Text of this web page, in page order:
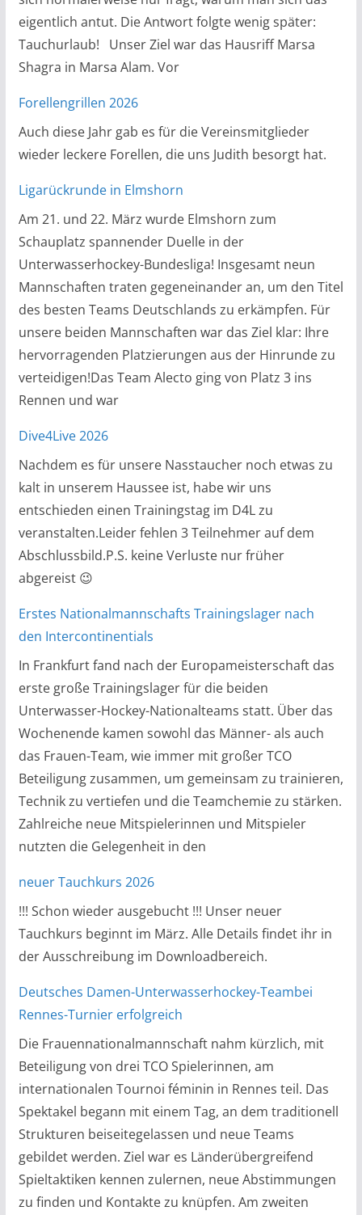
eigentlich antut. Die Antwort folgte wenig später:
Tauchurlaub! Unser Ziel war das Hausriff Marsa
Shagra in Marsa Alam. Vor
Forellengrillen 2026
Auch diese Jahr gab es für die Vereinsmitglieder
wieder leckere Forellen, die uns Judith besorgt hat.
Ligarückrunde in Elmshorn
Am 21. und 22. März wurde Elmshorn zum
Schauplatz spannender Duelle in der
Unterwasserhockey-Bundesliga! Insgesamt neun
Mannschaften traten gegeneinander an, um den Titel
des besten Teams Deutschlands zu erkämpfen. Für
unsere beiden Mannschaften war das Ziel klar: Ihre
hervorragenden Platzierungen aus der Hinrunde zu
verteidigen!Das Team Alecto ging von Platz 3 ins
Rennen und war
Dive4Live 2026
Nachdem es für unsere Nasstaucher noch etwas zu
kalt in unserem Haussee ist, habe wir uns
entschieden einen Trainingstag im D4L zu
veranstalten.Leider fehlen 3 Teilnehmer auf dem
Abschlussbild.P.S. keine Verluste nur früher
abgereist 😉
Erstes Nationalmannschafts Trainingslager nach
den Intercontinentials
In Frankfurt fand nach der Europameisterschaft das
erste große Trainingslager für die beiden
Unterwasser-Hockey-Nationalteams statt. Über das
Wochenende kamen sowohl das Männer- als auch
das Frauen-Team, wie immer mit großer TCO
Beteiligung zusammen, um gemeinsam zu trainieren,
Technik zu vertiefen und die Teamchemie zu stärken.
Zahlreiche neue Mitspielerinnen und Mitspieler
nutzten die Gelegenheit in den
neuer Tauchkurs 2026
!!! Schon wieder ausgebucht !!! Unser neuer
Tauchkurs beginnt im März. Alle Details findet ihr in
der Ausschreibung im Downloadbereich.
Deutsches Damen-Unterwasserhockey-Teambei
Rennes-Turnier erfolgreich
Die Frauennationalmannschaft nahm kürzlich, mit
Beteiligung von drei TCO Spielerinnen, am
internationalen Tournoi féminin in Rennes teil. Das
Spektakel begann mit einem Tag, an dem traditionell
Strukturen beiseitegelassen und neue Teams
gebildet werden. Ziel war es Länderübergreifend
Spieltaktiken kennen zulernen, neue Abstimmungen
zu finden und Kontakte zu knüpfen. Am zweiten